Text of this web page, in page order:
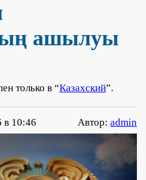
ашылуы
только в “Казахский”.
в 10:46 Автор: admin